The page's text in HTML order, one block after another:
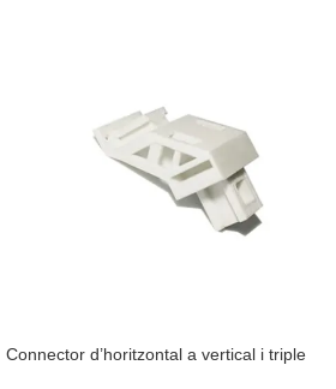
Connector d’horitzontal a vertical i triple